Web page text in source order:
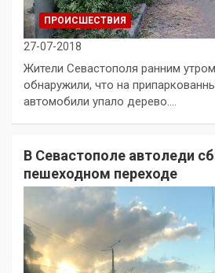
ПРОИСШЕСТВИЯ
27-07-2018
Жители Севастополя ранним
обнаружили, что на
автомобили упало дерево.…
В Севастополе автоледи
пешеходном переходе